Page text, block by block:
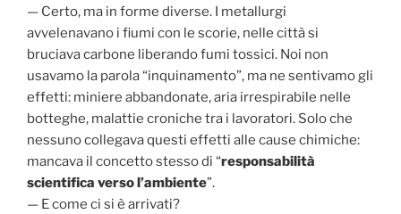
— Certo, ma in forme diverse. I metallurgi
avvelenavano i fiumi con le scorie, nelle città si
bruciava carbone liberando fumi tossici. Noi non
usavamo la parola “inquinamento”, ma ne sentivamo gli
effetti: miniere abbandonate, aria irrespirabile nelle
botteghe, malattie croniche tra i lavoratori. Solo che
nessuno collegava questi effetti alle cause chimiche:
mancava il concetto stesso di “responsabilità
scientifica verso l’ambiente”.
— E come ci si è arrivati?